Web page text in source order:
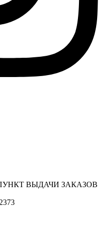
ПУНКТ ВЫДАЧИ ЗАКАЗОВ